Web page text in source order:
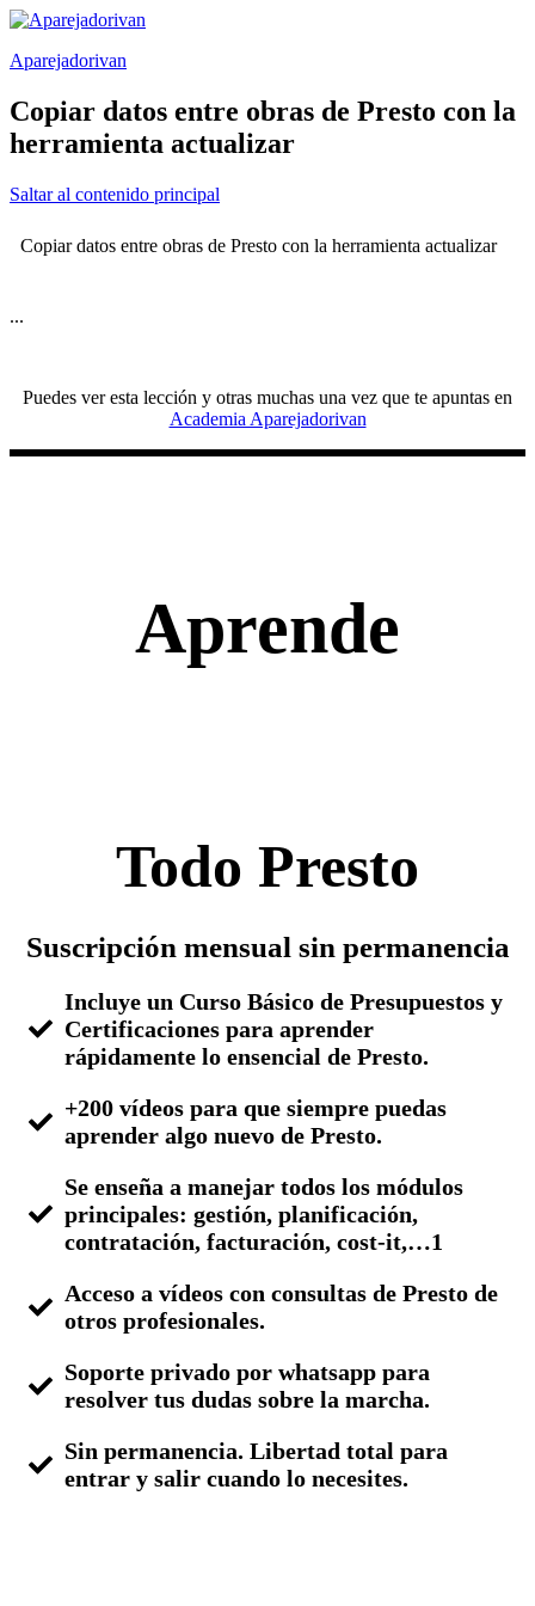
Saltar
contenido
Aparejadorivan
Copiar datos entre obras de Presto con la
herramienta actualizar
Saltar al contenido principal
Copiar datos entre obras de Presto con la herramienta actualizar
...
Puedes ver esta lección y otras muchas una vez que te apuntas en
Academia Aparejadorivan
Aprende
Todo Presto
Suscripción mensual sin permanencia
Incluye un Curso Básico de Presupuestos y
Certificaciones para aprender
rápidamente lo ensencial de Presto.
+200 vídeos para que siempre puedas
aprender algo nuevo de Presto.
Se enseña a manejar todos los módulos
principales: gestión, planificación,
contratación, facturación, cost-it,…1
Acceso a vídeos con consultas de Presto de
otros profesionales.
Soporte privado por whatsapp para
resolver tus dudas sobre la marcha.
Sin permanencia. Libertad total para
entrar y salir cuando lo necesites.